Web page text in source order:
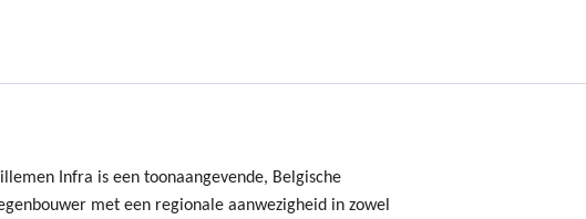
Infra is een toonaangevende, Belgische
met een regionale aanwezigheid in zowel